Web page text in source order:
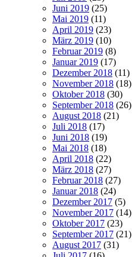
Juni 2019 (25)
Mai 2019 (11)
April 2019 (23)
März 2019 (10)
Februar 2019 (8)
Januar 2019 (17)
Dezember 2018 (11)
November 2018 (18)
Oktober 2018 (30)
September 2018 (26)
August 2018 (21)
Juli 2018 (17)
Juni 2018 (19)
Mai 2018 (18)
April 2018 (22)
März 2018 (27)
Februar 2018 (27)
Januar 2018 (24)
Dezember 2017 (5)
November 2017 (14)
Oktober 2017 (23)
September 2017 (21)
August 2017 (31)